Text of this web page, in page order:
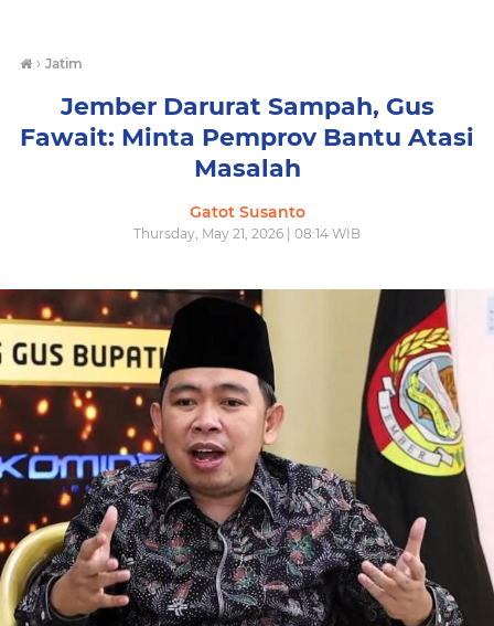
› Jatim
Jember Darurat Sampah, Gus
Fawait: Minta Pemprov Bantu Atasi
Masalah
Gatot Susanto
Thursday, May 21, 2026 | 08:14 WIB